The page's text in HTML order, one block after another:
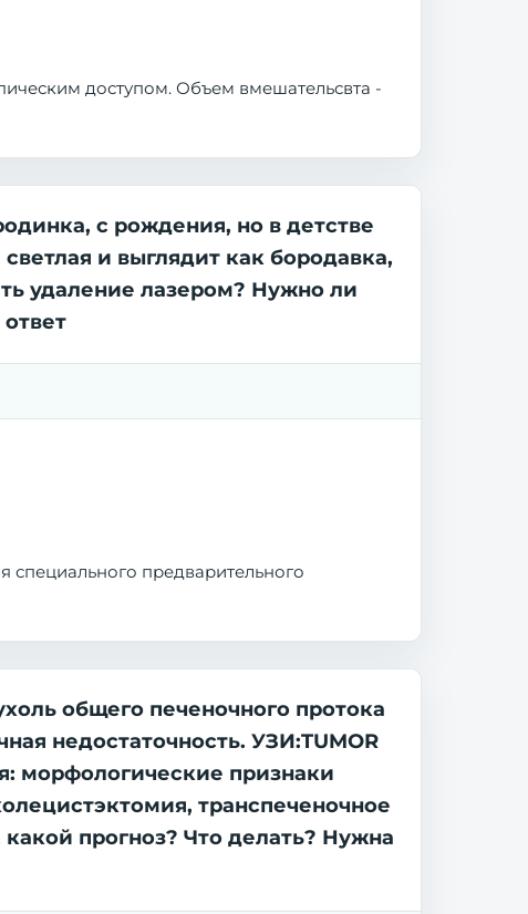
доступом. Объем вмешательсвта -
с рождения, но в детстве
и выглядит как бородавка,
удаление лазером? Нужно ли
специального предварительного
общего печеночного протока
недостаточность. УЗИ:TUMOR
морфологические признаки
транспеченочное
прогноз? Что делать? Нужна